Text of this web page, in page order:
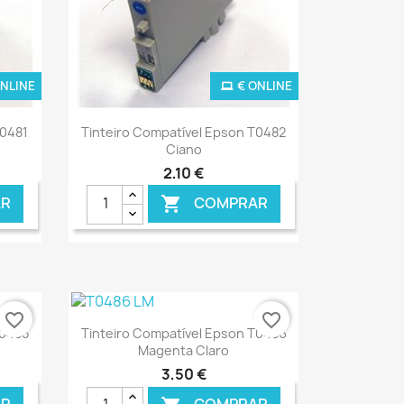
Ver+
Tinteiro Compatível Epson T0482
Ciano
2,10 €
 COMPRAR
€ ONLINE
favorite_border Ver+
Tinteiro Compatível Epson T0486
Magenta Claro
3,50 €
favorite_border